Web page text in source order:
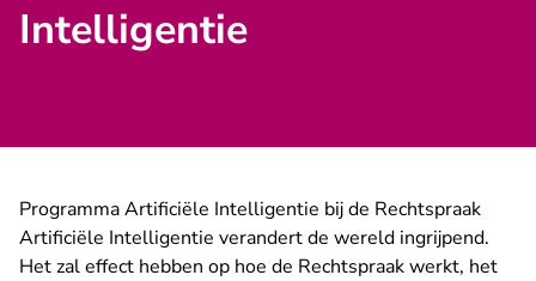
Intelligentie
Programma Artificiële Intelligentie bij de Rechtspraak
Artificiële Intelligentie verandert de wereld ingrijpend.
Het zal effect hebben op hoe de Rechtspraak werkt, het